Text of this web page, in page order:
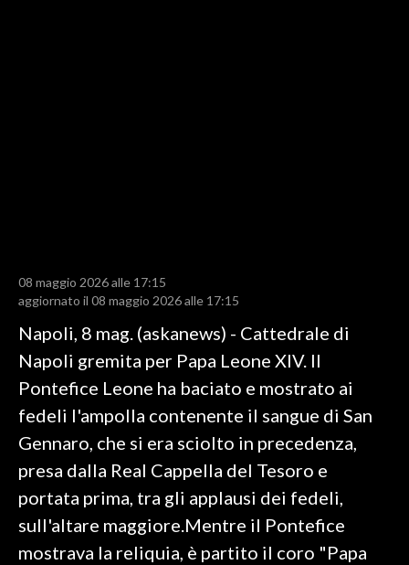
RISULTATI E CLASSIFICHE
CALCIO REGIONALE
BASKET
VOLLEY
MOTORI
TENNIS
ALTRI SPORT
CULTURA
08 maggio 2026 alle 17:15
aggiornato il 08 maggio 2026 alle 17:15
Napoli, 8 mag. (askanews) - Cattedrale di
Napoli gremita per Papa Leone XIV. Il
Pontefice Leone ha baciato e mostrato ai
fedeli l'ampolla contenente il sangue di San
Gennaro, che si era sciolto in precedenza,
presa dalla Real Cappella del Tesoro e
portata prima, tra gli applausi dei fedeli,
sull'altare maggiore.Mentre il Pontefice
mostrava la reliquia, è partito il coro "Papa